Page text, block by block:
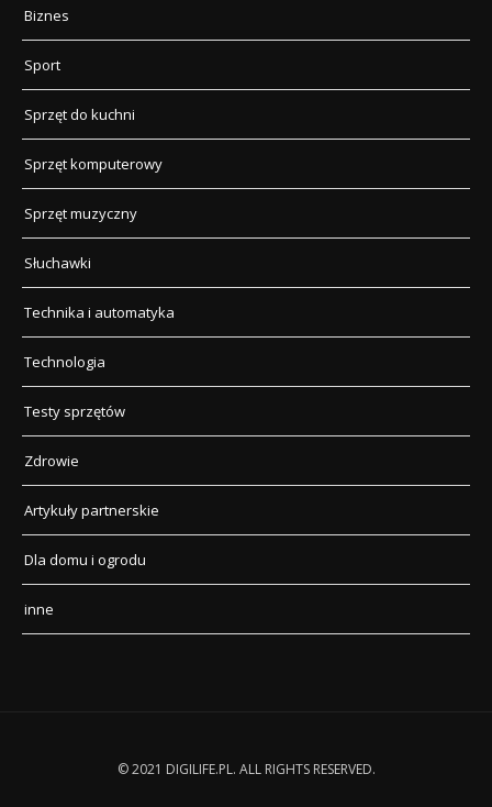
Biznes
Sport
Sprzęt do kuchni
Sprzęt komputerowy
Sprzęt muzyczny
Słuchawki
Technika i automatyka
Technologia
Testy sprzętów
Zdrowie
Artykuły partnerskie
Dla domu i ogrodu
inne
© 2021 DIGILIFE.PL. ALL RIGHTS RESERVED.